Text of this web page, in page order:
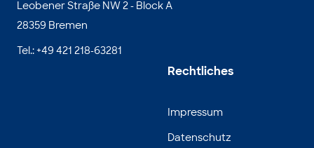
Leobener Straße NW 2 - Block A
28359 Bremen
Tel.: +49 421 218-63281
Rechtliches
Impressum
Datenschutz